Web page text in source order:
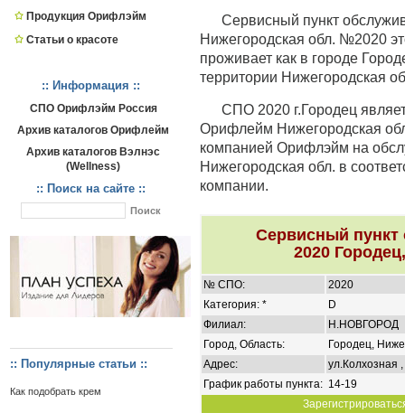
Продукция Орифлэйм
Статьи о красоте
:: Информация ::
СПО Орифлэйм Россия
Архив каталогов Орифлейм
Архив каталогов Вэлнэс
(Wellness)
:: Поиск на сайте ::
:: Популярные статьи ::
Как подобрать крем
Сервисный пункт
Нижегородская обл. №2020
проживает как в городе
территории Нижегородская
СПО 2020 г.Городец
Орифлейм Нижегородская
компанией Орифлэйм на
Нижегородская обл. в
компании.
Сервисный
2020
№ СПО:
2020
Категория: *
D
Филиал:
Н.НОВГОРОД
Город, Область:
Городец,
Адрес:
ул.Колхозная
График работы пункта: 14-19